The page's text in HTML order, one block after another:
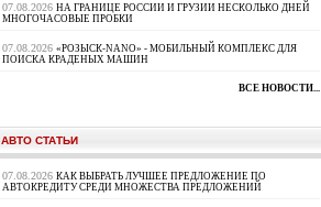
07.08.2026 НА ГРАНИЦЕ РОССИИ И ГРУЗИИ НЕСКОЛЬКО ДНЕЙ
МНОГОЧАСОВЫЕ ПРОБКИ
07.08.2026 «РОЗЫСК-NANO» - МОБИЛЬНЫЙ КОМПЛЕКС ДЛЯ
ПОИСКА КРАДЕНЫХ МАШИН
ВСЕ НОВОСТИ...
АВТО СТАТЬИ
07.08.2026 КАК ВЫБРАТЬ ЛУЧШЕЕ ПРЕДЛОЖЕНИЕ ПО
АВТОКРЕДИТУ СРЕДИ МНОЖЕСТВА ПРЕДЛОЖЕНИЙ